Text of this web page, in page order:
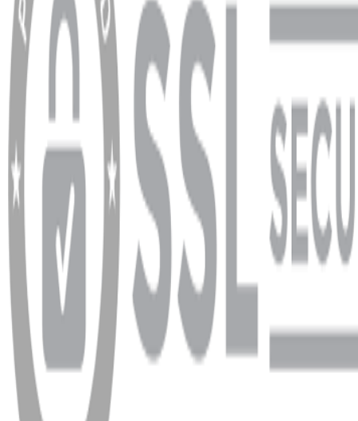
Ödeme ve Teslimat Şartları
Garanti ve İade Şartları
info@dukkanhifi.com
0850 441 40 44
info@dukkanhifi.com 0850 441 40 44
Çalışma Saatleri: Pazartesi - Cuma 09:30 - 19:30, Cumartesi 10:00 - 18:00